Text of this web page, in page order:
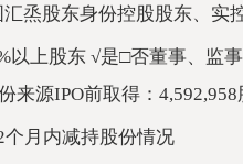
烝股东身份控股股东、实
上股东 √是□否董事、监
来源IPO前取得：
个月内减持股份情况